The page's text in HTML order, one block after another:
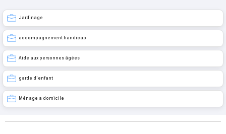
Jardinage
accompagnement handicap
Aide aux personnes âgées
garde d’enfant
Ménage a domicile